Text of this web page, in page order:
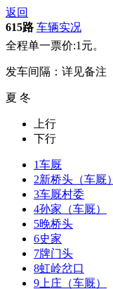
返回
615路 车辆实况
全程单一票价:1元。
发车间隔：详见备注
夏 冬
上行
下行
1车厩
2新桥头（车厩）
3车厩村委
4孙家（车厩）
5晚桥头
6史家
7牌门头
8虹岭岔口
9 上庄（车厩）